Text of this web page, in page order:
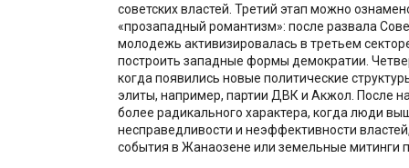
советских властей. Третий этап можно
«прозападный романтизм»: после развала
молодежь активизировалась в третьем
построить западные формы демократии.
когда появились новые политические
элиты, например, партии ДВК и Акжол. После
более радикального характера, когда люди
несправедливости и неэффективности
события в Жанаозене или земельные митинги